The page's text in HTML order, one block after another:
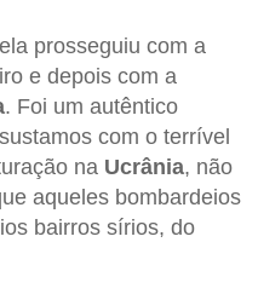
prosseguiu com a
e depois com a
. Foi um autêntico
com o terrível
na Ucrânia, não
aqueles bombardeios
bairros sírios, do